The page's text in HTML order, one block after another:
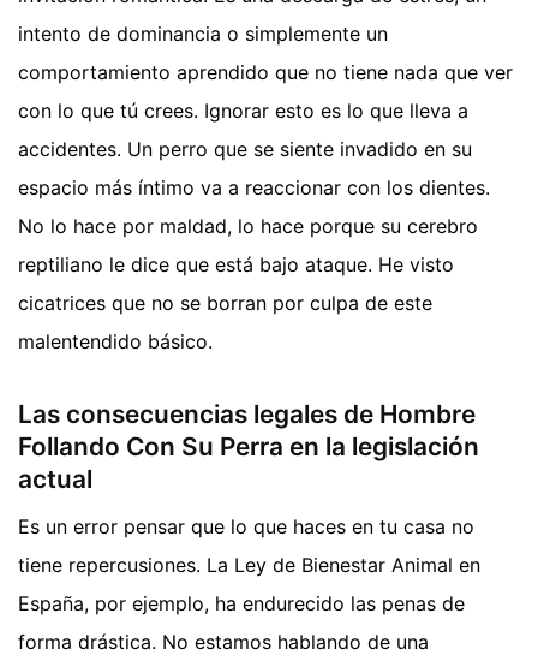
intento de dominancia o simplemente un
comportamiento aprendido que no tiene nada que ver
con lo que tú crees. Ignorar esto es lo que lleva a
accidentes. Un perro que se siente invadido en su
espacio más íntimo va a reaccionar con los dientes.
No lo hace por maldad, lo hace porque su cerebro
reptiliano le dice que está bajo ataque. He visto
cicatrices que no se borran por culpa de este
malentendido básico.
Las consecuencias legales de Hombre
Follando Con Su Perra en la legislación
actual
Es un error pensar que lo que haces en tu casa no
tiene repercusiones. La Ley de Bienestar Animal en
España, por ejemplo, ha endurecido las penas de
forma drástica. No estamos hablando de una